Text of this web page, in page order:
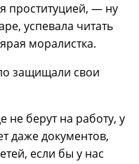
проституцией, — ну
успевала читать
моралистка.
защищали свои
не берут на работу, у
даже документов,
если бы у нас